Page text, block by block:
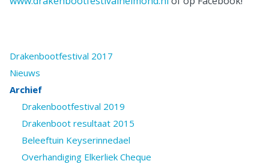
Drakenbootfestival 2017
Nieuws
Archief
Drakenbootfestival 2019
Drakenboot resultaat 2015
Beleeftuin Keyserinnedael
Overhandiging Elkerliek Cheque